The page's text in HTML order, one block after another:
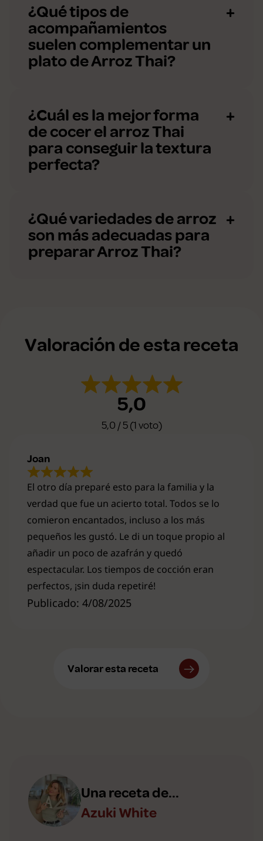
¿Qué tipos de
acompañamientos
suelen complementar un
plato de Arroz Thai?
¿Cuál es la mejor forma
de cocer el arroz Thai
para conseguir la textura
perfecta?
¿Qué variedades de arroz
son más adecuadas para
preparar Arroz Thai?
Valoración de esta receta
5,0
5,0 / 5 (1 voto)
Publicado: 4/08/2025
El otro día preparé esto para la familia y la
verdad que fue un acierto total. Todos se lo
comieron encantados, incluso a los más
pequeños les gustó. Le di un toque propio al
añadir un poco de azafrán y quedó
espectacular. Los tiempos de cocción eran
perfectos, ¡sin duda repetiré!
Joan
Valorar esta receta
Una receta de...
Azuki White